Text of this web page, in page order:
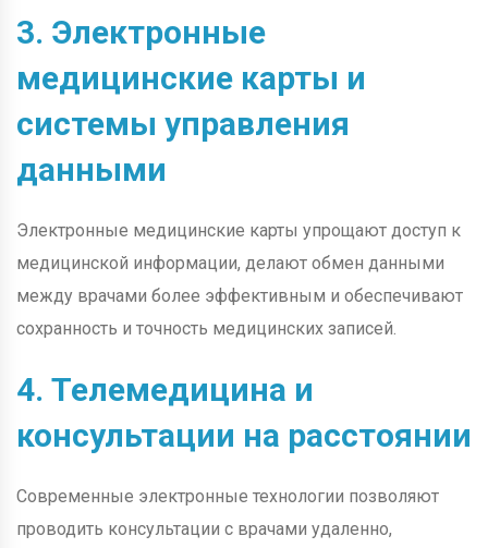
3. Электронные
медицинские карты и
системы управления
данными
Электронные медицинские карты упрощают доступ к
медицинской информации, делают обмен данными
между врачами более эффективным и обеспечивают
сохранность и точность медицинских записей.
4. Телемедицина и
консультации на расстоянии
Современные электронные технологии позволяют
проводить консультации с врачами удаленно,